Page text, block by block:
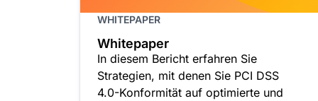
WHITEPAPER
Whitepaper
In diesem Bericht erfahren Sie
Strategien, mit denen Sie PCI DSS
4.0-Konformität auf optimierte und